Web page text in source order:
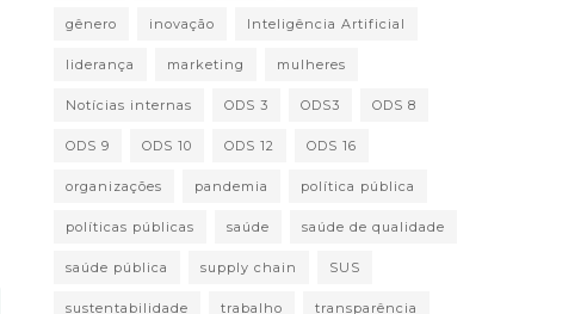
gênero inovação Inteligência Artificial
liderança marketing mulheres
Notícias internas ODS 3 ODS3 ODS 8
ODS 9 ODS 10 ODS 12 ODS 16
organizações pandemia política pública
políticas públicas saúde saúde de qualidade
saúde pública supply chain SUS
sustentabilidade trabalho transparência